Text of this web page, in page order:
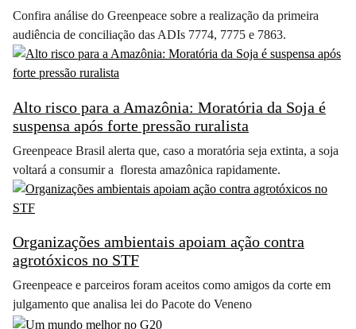
Confira análise do Greenpeace sobre a realização da primeira
audiência de conciliação das ADIs 7774, 7775 e 7863.
Alto risco para a Amazônia: Moratória da Soja é
suspensa após forte pressão ruralista
Greenpeace Brasil alerta que, caso a moratória seja extinta, a soja
voltará a consumir a floresta amazônica rapidamente.
Organizações ambientais apoiam ação contra
agrotóxicos no STF
Greenpeace e parceiros foram aceitos como amigos da corte em
julgamento que analisa lei do Pacote do Veneno